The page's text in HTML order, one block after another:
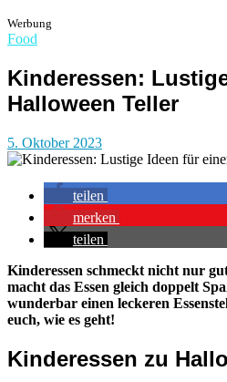
Werbung
Food
Kinderessen:
Halloween Teller
5. Oktober 2023
teilen
merken
teilen
Kinderessen schmeckt nicht nur
macht das Essen gleich doppelt
wunderbar einen leckeren
euch, wie es geht!
Kinderessen zu